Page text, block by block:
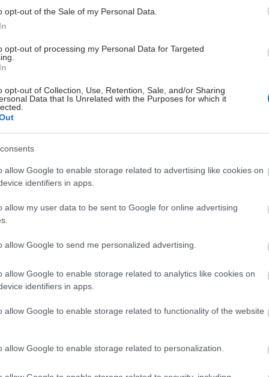
opt-out of the Sale of my Personal Data.
opt-out of processing my Personal Data for Targeted
opt-out of Collection, Use, Retention, Sale, and/or Sharing
Data that Is Unrelated with the Purposes for which it
allow Google to enable storage related to advertising like cookies on
identifiers in apps.
allow my user data to be sent to Google for online advertising
allow Google to send me personalized advertising.
allow Google to enable storage related to analytics like cookies on
identifiers in apps.
allow Google to enable storage related to functionality of the website
allow Google to enable storage related to personalization.
στις βέλτιστες θεραπείες
τη σύνδεση διαφορετικών κλάδων της αγοράς με
ανάπτυξη, η κα. Χουλιάρα ανέδειξε τον ρόλο της
φαρμακοβιομηχανίας, ως μοχλού ανάπτυξης αλλά
συνοχής και ευημερίας, μέσα από την
της επιστημονικής έρευνας και της τεχνητής
«Η φαρμακευτική καινοτομία είναι επένδυση στη
κοινωνία. Στην AstraZeneca, αναλαμβάνουμε το
με στόχο έως το 2030 να αναπτύξουμε και να
επισήμανε.
κενό στη φαρμακευτική δαπάνη
rebates) έχουν φτάσει σε μη βιώσιμα επίπεδα,
την πρόσβαση των ασθενών στην καινοτομία.
η χρόνια υποχρηματοδότηση πιέζει τη
του κλάδου και απειλεί την έγκαιρη πρόσβαση των
Είναι η αύξηση της χρηματοδότησης, η